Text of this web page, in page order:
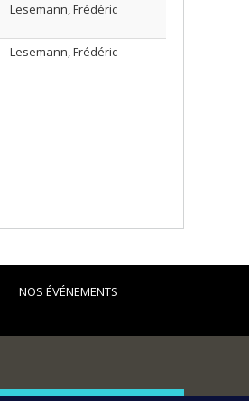
Lesemann, Frédéric
Lesemann, Frédéric
NOS ÉVÉNEMENTS